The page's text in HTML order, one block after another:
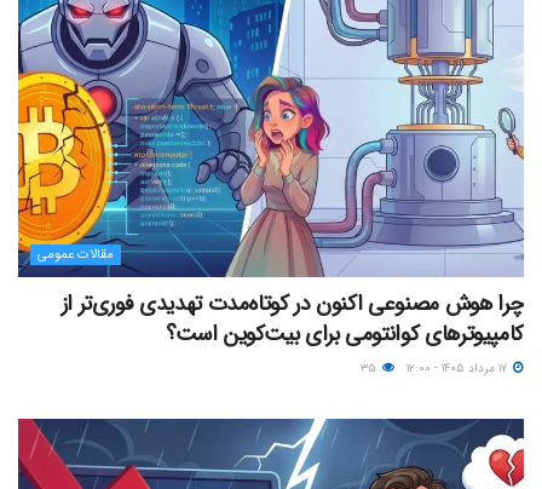
مقالات عمومی
چرا هوش مصنوعی اکنون در کوتاه‌مدت تهدیدی فوری‌تر از
کامپیوترهای کوانتومی برای بیت‌کوین است؟